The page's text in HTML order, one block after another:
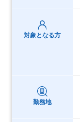
対象となる方
勤務地